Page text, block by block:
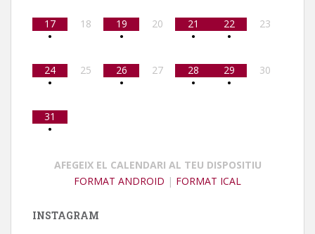
17
•
18
19
•
20
21
•
22
•
23
24
•
25
26
•
27
28
•
29
•
30
31
•
AFEGEIX EL CALENDARI AL TEU DISPOSITIU
FORMAT ANDROID | FORMAT ICAL
INSTAGRAM